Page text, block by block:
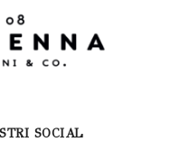
SOCIAL